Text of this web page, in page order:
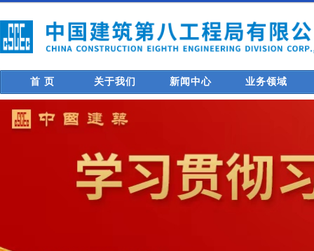
首 页 关于我们 新闻中心 业务领域